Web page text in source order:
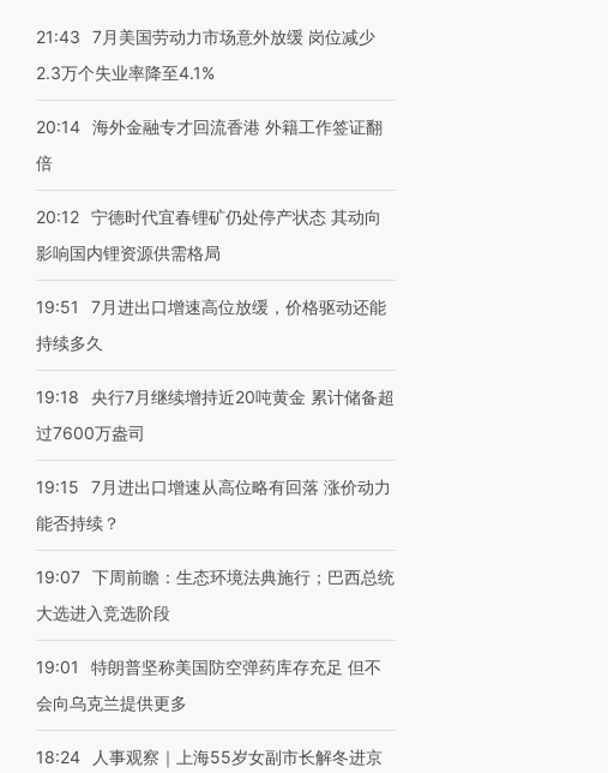
21:43
7月美国劳动力市场意外放缓 岗位减少
2.3万个失业率降至4.1%
20:14 海外金融专才回流香港 外籍工作签证翻
倍
20:12 宁德时代宜春锂矿仍处停产状态 其动向
影响国内锂资源供需格局
19:51
7月进出口增速高位放缓，价格驱动还能
持续多久
19:18
央行7月继续增持近20吨黄金 累计储备超
过7600万盎司
19:15
7月进出口增速从高位略有回落 涨价动力
能否持续？
19:07 下周前瞻：生态环境法典施行；巴西总统
大选进入竞选阶段
19:01
特朗普坚称美国防空弹药库存充足 但不
会向乌克兰提供更多
18:24
人事观察｜上海55岁女副市长解冬进京